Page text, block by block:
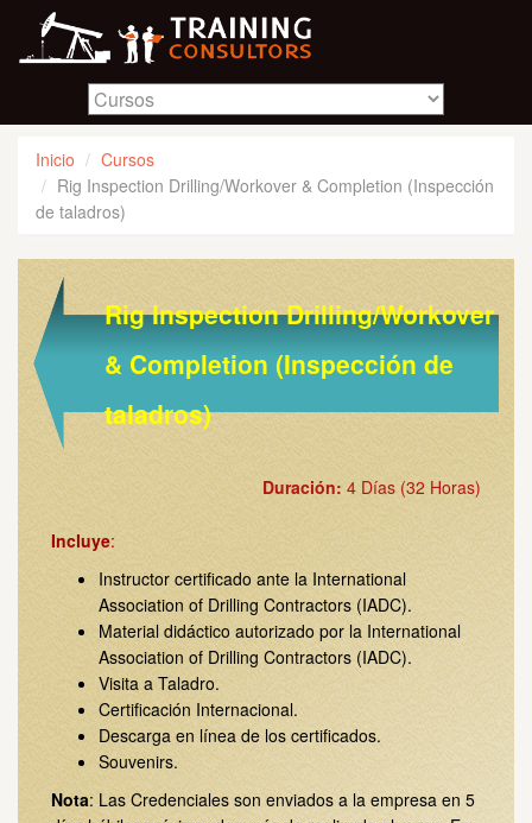
Inicio
Cursos
Rig Inspection Drilling/Workover & Completion (Inspección
de taladros)
Rig Inspection Drilling/Workover
& Completion (Inspección de
taladros)
Duración:4 Días (32 Horas)
Incluye:
Instructor certificado ante la International
Association of Drilling Contractors (IADC).
Material didáctico autorizado por la International
Association of Drilling Contractors (IADC).
Visita a Taladro.
Certificación Internacional.
Descarga en línea de los certificados.
Souvenirs.
Nota: Las Credenciales son enviados a la empresa en 5